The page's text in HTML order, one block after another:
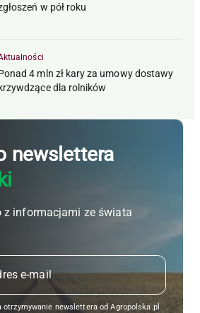
w pół roku
4 mln zł kary za umowy dostawy
krzywdzące dla rolników
newslettera
z informacjami ze świata
otrzymywanie newslettera od Agropolska.pl